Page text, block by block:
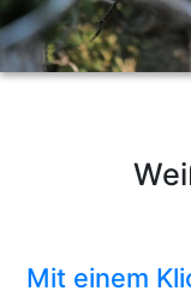
Mit einem